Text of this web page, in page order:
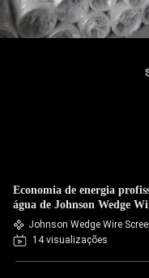
Economia de energia
água de Johnson Wedge
Johnson Wedge Wire
14 visualizações